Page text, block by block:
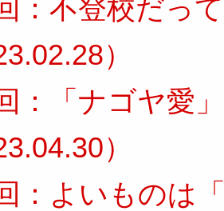
：不登校だっ
）
：「ナゴヤ愛
）
：よいものは